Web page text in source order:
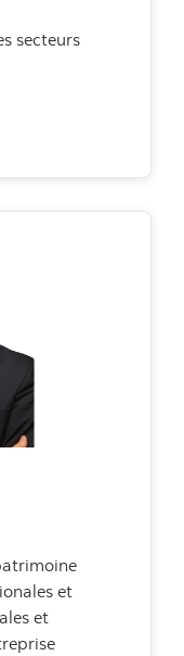
secteurs
et
et